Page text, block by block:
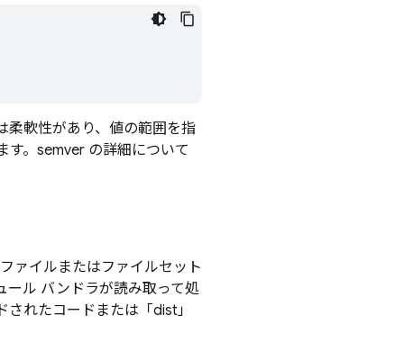
柔軟性があり、値の範囲を指
す。semver の詳細について
ァイルまたはファイルセット
ール バンドラが読み取って処
れたコードまたは「dist」